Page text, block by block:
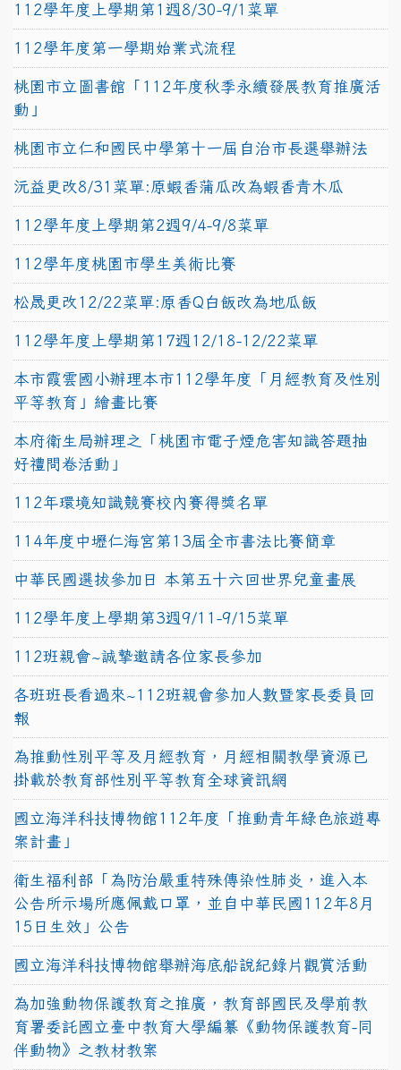
112學年度上學期第1週8/30-9/1菜單
112學年度第一學期始業式流程
桃園市立圖書館「112年度秋季永續發展教育推廣活
動」
桃園市立仁和國民中學第十一屆自治市長選舉辦法
沅益更改8/31菜單:原蝦香蒲瓜改為蝦香青木瓜
112學年度上學期第2週9/4-9/8菜單
112學年度桃園市學生美術比賽
松晟更改12/22菜單:原香Q白飯改為地瓜飯
112學年度上學期第17週12/18-12/22菜單
本市霞雲國小辦理本市112學年度「月經教育及性別
平等教育」繪畫比賽
本府衛生局辦理之「桃園市電子煙危害知識答題抽
好禮問卷活動」
112年環境知識競賽校內賽得獎名單
114年度中壢仁海宮第13屆全市書法比賽簡章
中華民國選拔參加日 本第五十六回世界兒童畫展
112學年度上學期第3週9/11-9/15菜單
112班親會~誠摯邀請各位家長參加
各班班長看過來~112班親會參加人數暨家長委員回
報
為推動性別平等及月經教育，月經相關教學資源已
掛載於教育部性別平等教育全球資訊網
國立海洋科技博物館112年度「推動青年綠色旅遊專
案計畫」
衛生福利部「為防治嚴重特殊傳染性肺炎，進入本
公告所示場所應佩戴口罩，並自中華民國112年8月
15日生效」公告
國立海洋科技博物館舉辦海底船說紀錄片觀賞活動
為加強動物保護教育之推廣，教育部國民及學前教
育署委託國立臺中教育大學編纂《動物保護教育-同
伴動物》之教材教案